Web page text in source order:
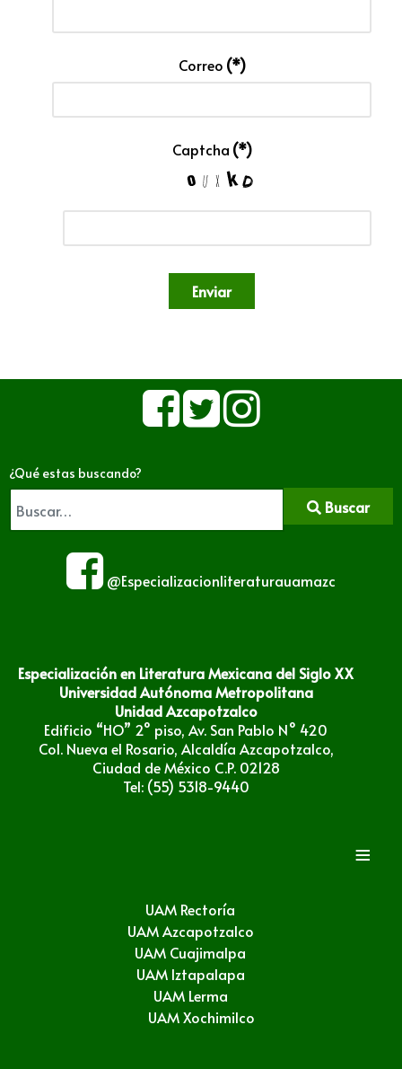
Correo (*)
Captcha (*)
Enviar
¿Qué estas buscando?
Buscar
@Especializacionliteraturauamazc
Especialización en Literatura Mexicana del Siglo XX
Universidad Autónoma Metropolitana
Unidad Azcapotzalco
Edificio “HO” 2° piso, Av. San Pablo N° 420
Col. Nueva el Rosario, Alcaldía Azcapotzalco,
Ciudad de México C.P. 02128
Tel: (55) 5318-9440
≡
UAM Rectoría
UAM Azcapotzalco
UAM Cuajimalpa
UAM Iztapalapa
UAM Lerma
UAM Xochimilco